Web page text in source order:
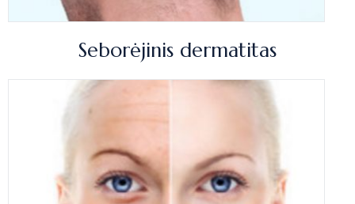
Seborėjinis dermatitas